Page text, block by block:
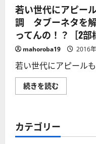
若い世代にアピー
調 タブーネタを
ってんの！？［2部
mahoroba19 2016
若い世代にアピール
続きを読む
い
ピ
ー
カテゴリー